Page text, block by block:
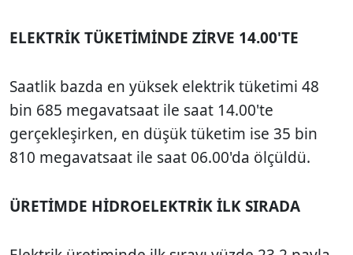
ELEKTRİK TÜKETİMİNDE ZİRVE 14.00'TE
Saatlik bazda en yüksek elektrik tüketimi 48
bin 685 megavatsaat ile saat 14.00'te
gerçekleşirken, en düşük tüketim ise 35 bin
810 megavatsaat ile saat 06.00'da ölçüldü.
ÜRETİMDE HİDROELEKTRİK İLK SIRADA